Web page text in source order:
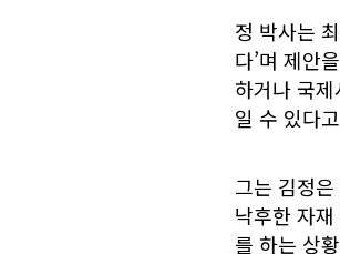
정 박사는
다’며 제안
하거나 국
일 수 있다
그는 김정
낙후한 자
를 하는 상